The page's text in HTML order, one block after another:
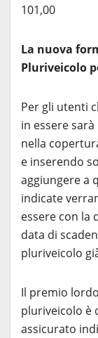
101,00
La nuova
Pluriveicolo
Per gli utenti
in essere
nella
e inserendo
aggiungere a
indicate
essere con la
data di
pluriveicolo
Il premio
pluriveicolo è
assicurato